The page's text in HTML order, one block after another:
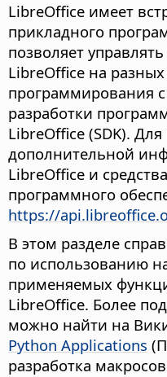
LibreOffice имеет
прикладного
позволяет
LibreOffice на
программирования
разработки
LibreOffice (SDK).
дополнительной
LibreOffice и
программного
https://
В этом разделе
по использованию
применяемых
LibreOffice. Более
можно найти на
Python Applications
разработка